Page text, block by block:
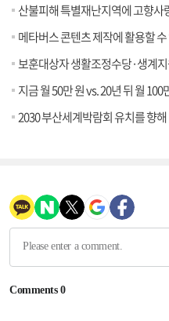
산불피해 특별재난지역에 고향사랑기부
메타버스 콘텐츠 제작에 활용할 수 있는 전통문
보훈대상자 생활조정수당·생계지원금 "담당
지금 월 50만 원 vs. 20년 뒤 월
2030 부산세계박람회 유치를 향